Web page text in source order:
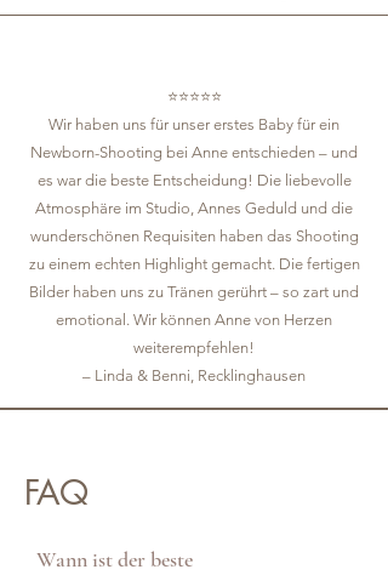
⭐️⭐️⭐️⭐️⭐️
Wir haben uns für unser erstes Baby für ein
Newborn-Shooting bei Anne entschieden – und
es war die beste Entscheidung! Die liebevolle
Atmosphäre im Studio, Annes Geduld und die
wunderschönen Requisiten haben das Shooting
zu einem echten Highlight gemacht. Die fertigen
Bilder haben uns zu Tränen gerührt – so zart und
emotional. Wir können Anne von Herzen
weiterempfehlen!
– Linda & Benni, Recklinghausen
FAQ
Wann ist der beste